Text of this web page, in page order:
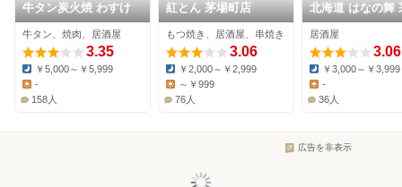
牛タン炭火焼 わすけ
牛タン、焼肉、居酒屋
3.35
Dinner:
￥5,000～￥5,999
-
158人
紅とん 茅場町店
もつ焼き、居酒屋、串焼き
3.06
Dinner:
￥2,000～￥2,999
Lunch:
～￥999
76人
北海道 はなの舞
町店
居酒屋
3.06
Dinner:
￥3,000～￥3,999
Lunch:
-
36人
広告を非表示